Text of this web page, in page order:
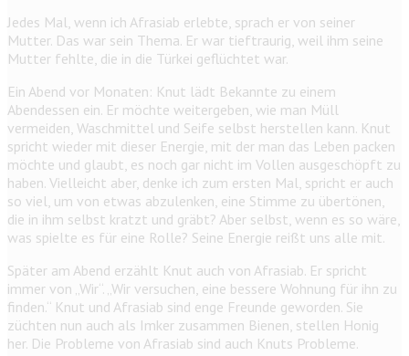
Jedes Mal, wenn ich Afrasiab erlebte, sprach er von seiner
Mutter. Das war sein Thema. Er war tieftraurig, weil ihm seine
Mutter fehlte, die in die Türkei geflüchtet war.
Ein Abend vor Monaten: Knut lädt Bekannte zu einem
Abendessen ein. Er möchte weitergeben, wie man Müll
vermeiden, Waschmittel und Seife selbst herstellen kann. Knut
spricht wieder mit dieser Energie, mit der man das Leben packen
möchte und glaubt, es noch gar nicht im Vollen ausgeschöpft zu
haben. Vielleicht aber, denke ich zum ersten Mal, spricht er auch
so viel, um von etwas abzulenken, eine Stimme zu übertönen,
die in ihm selbst kratzt und gräbt? Aber selbst, wenn es so wäre,
was spielte es für eine Rolle? Seine Energie reißt uns alle mit.
Später am Abend erzählt Knut auch von Afrasiab. Er spricht
immer von „Wir“. „Wir versuchen, eine bessere Wohnung für ihn zu
finden.“ Knut und Afrasiab sind enge Freunde geworden. Sie
züchten nun auch als Imker zusammen Bienen, stellen Honig
her. Die Probleme von Afrasiab sind auch Knuts Probleme.